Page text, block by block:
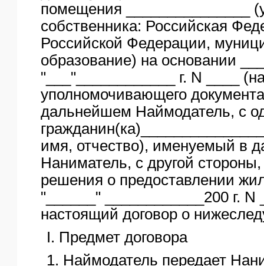
помещения _______________
собственника: Российская
Российской Федерации,
образование) на основании
"___"____________ г. N ____
уполномочивающего
дальнейшем Наймодатель, с
имя, отчество), именуемый в
Наниматель, с другой
решения о предоставлении
"______" ____________200 г.
настоящий договор о
I. Предмет договора
1. Наймодатель передает